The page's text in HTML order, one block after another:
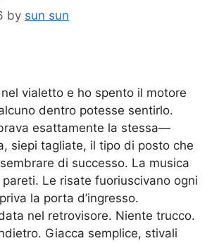
by sun sun
vialetto e ho spento il motore
dentro potesse sentirlo.
esattamente la stessa—
siepi tagliate, il tipo di posto che
di successo. La musica
Le risate fuoriuscivano ogni
la porta d’ingresso.
nel retrovisore. Niente trucco.
Giacca semplice, stivali